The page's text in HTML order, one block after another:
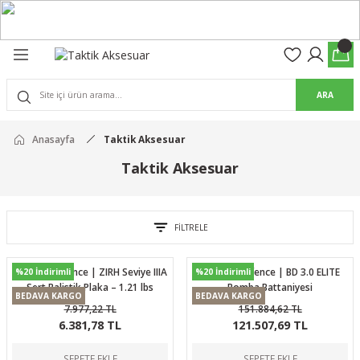
Pro Pantolon
Well) ve Arka Kabzalar
Kılıfları
ARA
Anasayfa Taktik Aksesuar
Taktik Aksesuar
FİLTRELE
%20 İndirimli
BEDAVA KARGO
Ballistic Defence | ZIRH Seviye IIIA
Sert Balistik Plaka – 1.21 lbs
7.977,22 TL
6.381,78 TL
%20 İndirimli
BEDAVA KARGO
Ballistic Defence | BD 3.0 ELITE
Bomba Battaniyesi
151.884,62 TL
121.507,69 TL